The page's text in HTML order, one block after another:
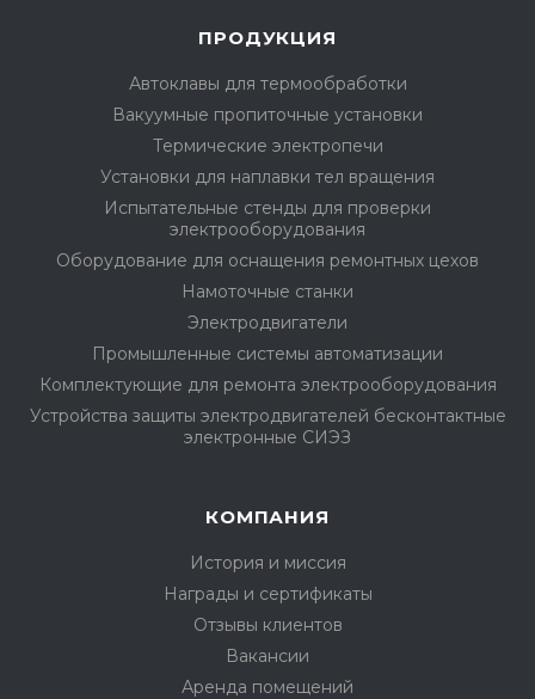
ПРОДУКЦИЯ
Автоклавы для термообработки
Вакуумные пропиточные установки
Термические электропечи
Установки для наплавки тел вращения
Испытательные стенды для проверки
электрооборудования
Оборудование для оснащения ремонтных цехов
Намоточные станки
Электродвигатели
Промышленные системы автоматизации
Комплектующие для ремонта электрооборудования
Устройства защиты электродвигателей бесконтактные
электронные СИЭЗ
КОМПАНИЯ
История и миссия
Награды и сертификаты
Отзывы клиентов
Вакансии
Аренда помещений